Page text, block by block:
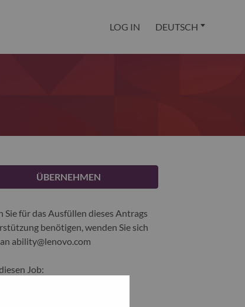
LOG IN DEUTSCH
ÜBERNEHMEN
Sie für das Ausfüllen dieses Antrags
benötigen, wenden Sie sich
ability@lenovo.com
Job: